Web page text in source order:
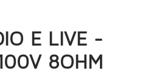
E LIVE -
8OHM